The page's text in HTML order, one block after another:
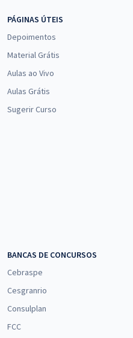
PÁGINAS ÚTEIS
Depoimentos
Material Grátis
Aulas ao Vivo
Aulas Grátis
Sugerir Curso
BANCAS DE CONCURSOS
Cebraspe
Cesgranrio
Consulplan
FCC